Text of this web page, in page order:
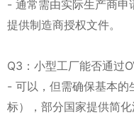
- 通常需由实际生产商申
提供制造商授权文件。
Q3：小型工厂能否通过
- 可以，但需确保基本的
标），部分国家提供简